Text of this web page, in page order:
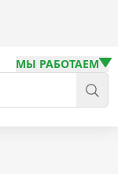
МЫ РАБОТАЕМ